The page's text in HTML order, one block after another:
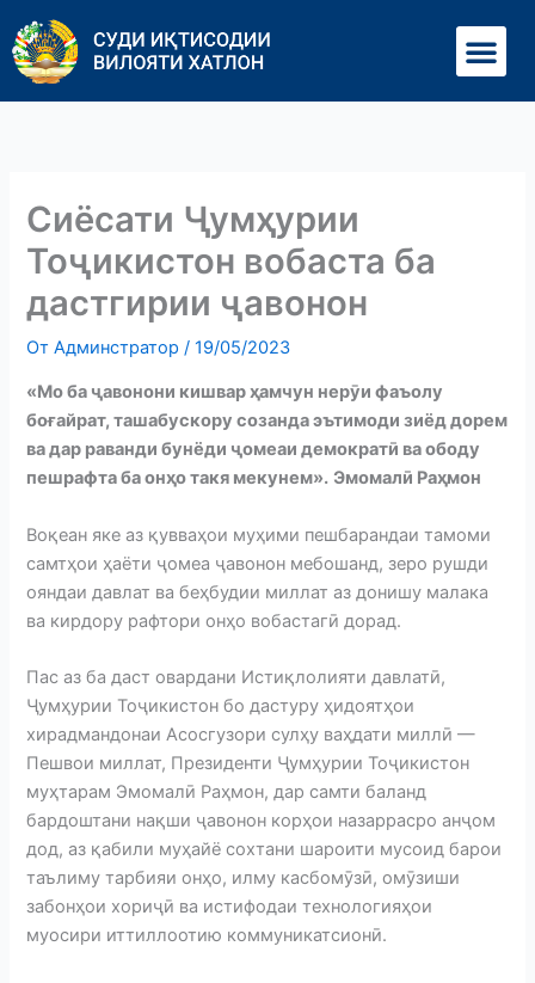
содержимому
Сиёсати Ҷумҳурии
Тоҷикистон вобаста ба
дастгирии ҷавонон
ОтАдминстратор/19/05/2023
«Мо ба ҷавонони кишвар ҳамчун нерӯи фаъолу
боғайрат, ташабускору созанда эътимоди зиёд дорем
ва дар раванди бунёди ҷомеаи демократӣ ва ободу
пешрафта ба онҳо такя мекунем». Эмомалӣ Раҳмон
Воқеан яке аз қувваҳои муҳими пешбарандаи тамоми
самтҳои ҳаёти ҷомеа ҷавонон мебошанд, зеро рушди
ояндаи давлат ва беҳбудии миллат аз донишу малака
ва кирдору рафтори онҳо вобастагӣ дорад.
Пас аз ба даст овардани Истиқлолияти давлатӣ,
Ҷумҳурии Тоҷикистон бо дастуру ҳидоятҳои
хирадмандонаи Асосгузори сулҳу ваҳдати миллӣ —
Пешвои миллат, Президенти Ҷумҳурии Тоҷикистон
муҳтарам Эмомалӣ Раҳмон, дар самти баланд
бардоштани нақши ҷавонон корҳои назаррасро анҷом
дод, аз қабили муҳайё сохтани шароити мусоид барои
таълиму тарбияи онҳо, илму касбомӯзӣ, омӯзиши
забонҳои хориҷӣ ва истифодаи технологияҳои
муосири иттиллоотию коммуникатсионӣ.